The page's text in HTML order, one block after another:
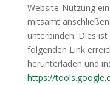
Website-Nutzung
mitsamt
unterbinden. Dies
folgenden Link
herunterladen und
https://